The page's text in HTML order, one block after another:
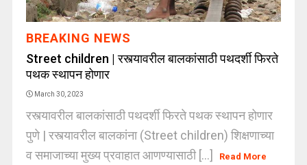
BREAKING NEWS
Street children | रस्त्यावरील बालकांसाठी पथदर्शी फिरते
पथक स्थापन होणार
March 30, 2023
रस्त्यावरील बालकांसाठी पथदर्शी फिरते पथक स्थापन होणार
पुणे | रस्त्यावरील बालकांना (Street children) शिक्षणाच्या
व समाजाच्या मुख्य प्रवाहात आणण्यासाठी [...]
Read More